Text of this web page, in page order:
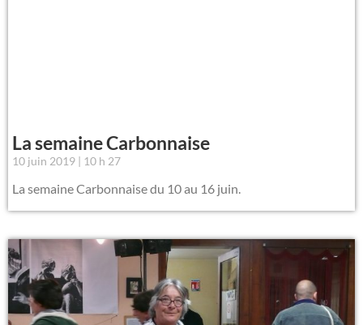
La semaine Carbonnaise
10 juin 2019 10 h 27
La semaine Carbonnaise du 10 au 16 juin.